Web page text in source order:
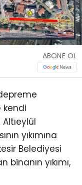
ABONE OL
kendi
yıkımına
Belediyesi
yıkımı,